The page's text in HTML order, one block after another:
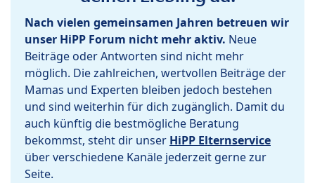
Nach vielen gemeinsamen Jahren betreuen wir
unser HiPP Forum nicht mehr aktiv. Neue
Beiträge oder Antworten sind nicht mehr
möglich. Die zahlreichen, wertvollen Beiträge der
Mamas und Experten bleiben jedoch bestehen
und sind weiterhin für dich zugänglich. Damit du
auch künftig die bestmögliche Beratung
bekommst, steht dir unser HiPP Elternservice
über verschiedene Kanäle jederzeit gerne zur
Seite.